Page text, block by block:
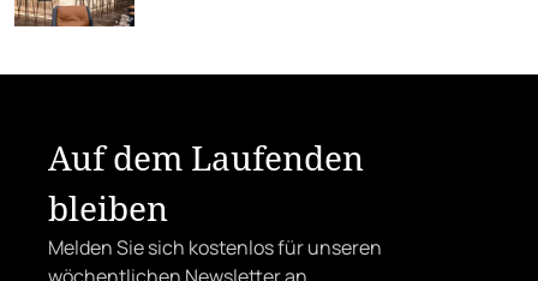
Auf dem Laufenden
bleiben
Melden Sie sich kostenlos für unseren